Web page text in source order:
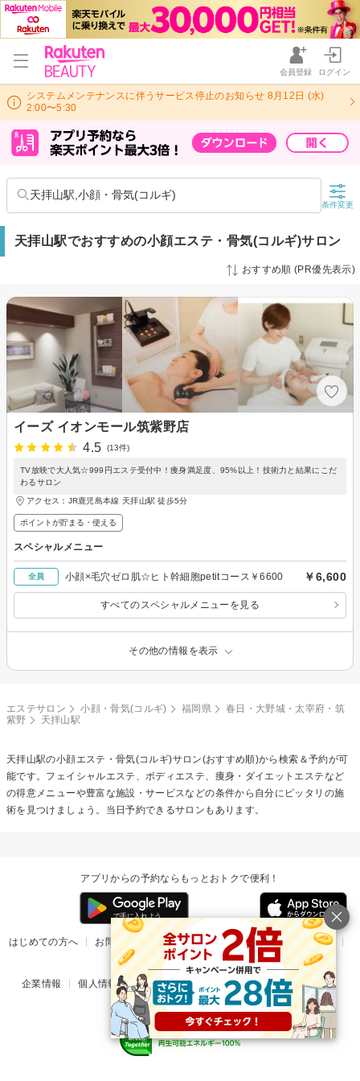
会員登録 ログイン
システムメンテナンスに伴うサービス停止のお知らせ 8月12日 (水)
2:00〜5:30
天拝山駅,小顔・骨気(コルギ)
条件変更
天拝山駅でおすすめの小顔エステ・骨気(コルギ)サロン
おすすめ順 (PR優先表示)
イーズ イオンモール筑紫野店
4.5
(13件)
TV放映で大人気☆999円エステ受付中！痩身満足度、95%以上！技術力と結果にこだ
わるサロン
アクセス：JR鹿児島本線 天拝山駅 徒歩5分
ポイントが貯まる・使える
スペシャルメニュー
全員 小顔×毛穴ゼロ肌☆ヒト幹細胞petitコース￥6600 ￥6,600
すべてのスペシャルメニューを見る
その他の情報を表示
エステサロン 小顔・骨気(コルギ) 福岡県
春日・大野城・太宰府・筑
紫野
天拝山駅
天拝山駅の小顔エステ・骨気(コルギ)サロン(おすすめ順)から検索＆予約が可
能です。フェイシャルエステ、ボディエステ、痩身・ダイエットエステなど
の得意メニューや豊富な施設・サービスなどの条件から自分にピッタリの施
術を見つけましょう。当日予約できるサロンもあります。
アプリからの予約ならもっとおトクで便利！
はじめての方へ お問い合わせ ヘルプ リリース情報
利用規約
掲載ご希望のサロン様
企業情報 個人情報保護方針 楽天のサービス一覧 アプリ一覧
© Rakuten Group, Inc.